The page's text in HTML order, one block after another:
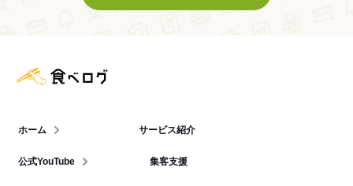
ホーム
公式YouTube
サービス紹介
集客支援